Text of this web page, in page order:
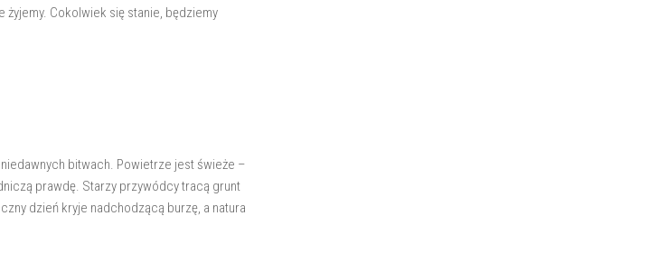
żyjemy. Cokolwiek się stanie, będziemy
bitwach. Powietrze jest świeże –
prawdę. Starzy przywódcy tracą grunt
dzień kryje nadchodzącą burzę, a natura